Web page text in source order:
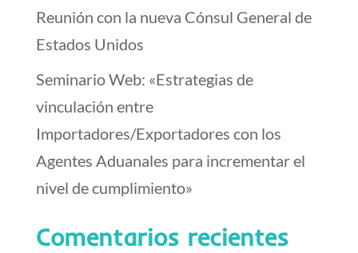
Reunión con la nueva Cónsul General de
Estados Unidos
Seminario Web: «Estrategias de
vinculación entre
Importadores/Exportadores con los
Agentes Aduanales para incrementar el
nivel de cumplimiento»
Comentarios recientes